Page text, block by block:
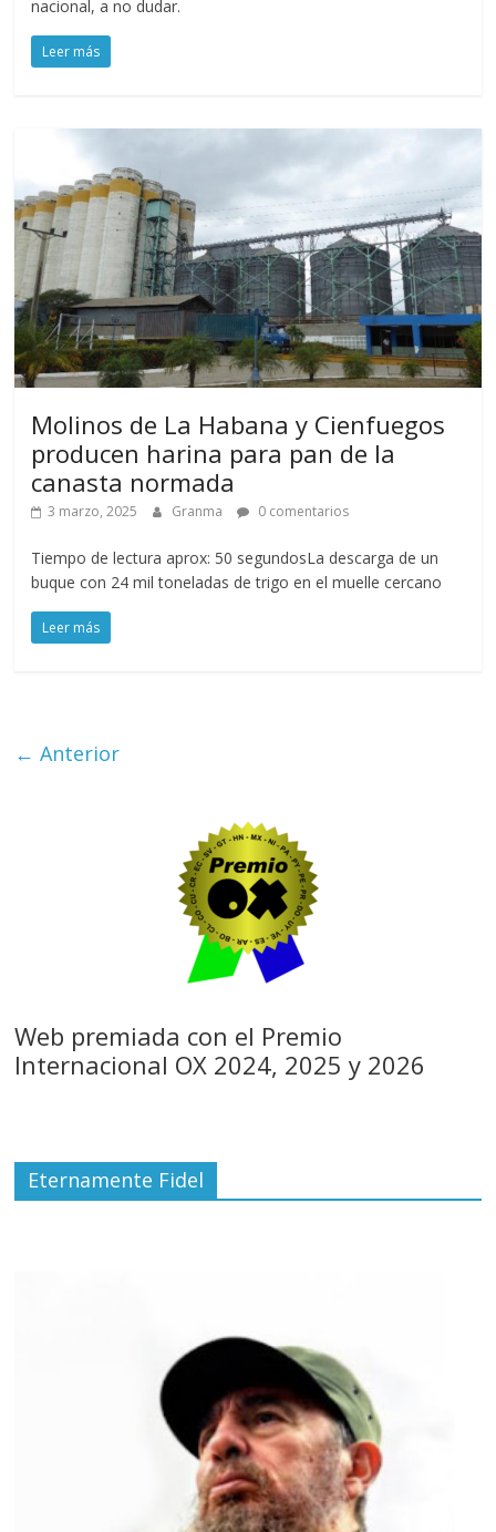
nacional, a no dudar.
Leer más
Molinos de La Habana y Cienfuegos
producen harina para pan de la
canasta normada
3 marzo, 2025 Granma 0 comentarios
Tiempo de lectura aprox: 50 segundosLa descarga de un
buque con 24 mil toneladas de trigo en el muelle cercano
Leer más
← Anterior
Web premiada con el Premio
Internacional OX 2024, 2025 y 2026
Eternamente Fidel